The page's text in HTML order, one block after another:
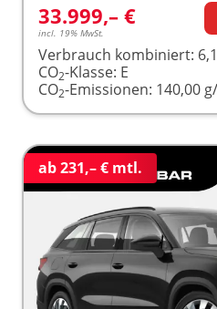
33.999,– €
incl. 19% MwSt.
Verbrauch kombiniert:
CO2-Klasse: E
CO2-Emissionen: 140,00
ab 231,– € mtl.